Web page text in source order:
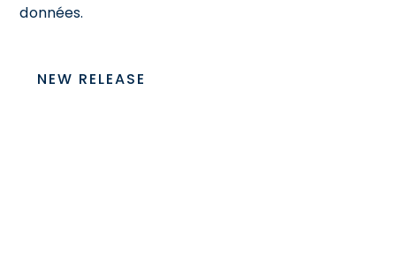
données.
NEW RELEASE